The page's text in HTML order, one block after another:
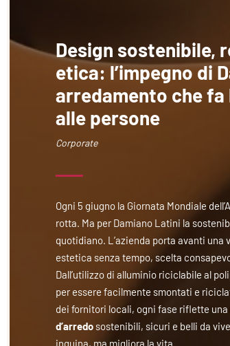
Design sostenibile,
etica: l’impegno di
arredamento che fa
alle persone
Corporate
Ogni 5 giugno la Giornata Mondiale
rotta. Ma per Damiano Latini la
quotidiano. L’azienda porta avanti una
estetica senza tempo, scelta
Dall’utilizzo di alluminio riciclabile al
per essere facilmente smontati e
dei fornitori locali, ogni fase riflette
d’arredosostenibili, sicuri e belli da
inquina, ma migliora la vita.